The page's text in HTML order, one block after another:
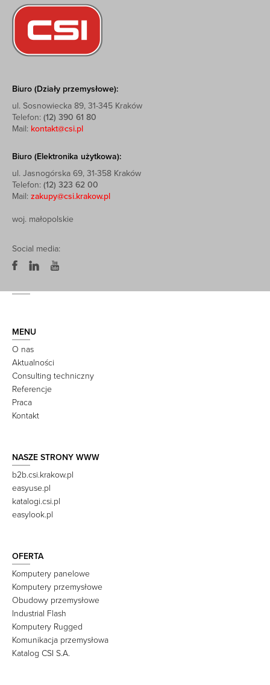
Biuro (Działy przemysłowe):
ul. Sosnowiecka 89, 31-345 Kraków
Telefon: (12) 390 61 80
Mail: kontakt@csi.pl
Biuro (Elektronika użytkowa):
ul. Jasnogórska 69, 31-358 Kraków
Telefon: (12) 323 62 00
Mail: zakupy@csi.krakow.pl
woj. małopolskie
Social media:
MENU
O nas
Aktualności
Consulting techniczny
Referencje
Praca
Kontakt
NASZE STRONY WWW
b2b.csi.krakow.pl
easyuse.pl
katalogi.csi.pl
easylook.pl
OFERTA
Komputery panelowe
Komputery przemysłowe
Obudowy przemysłowe
Industrial Flash
Komputery Rugged
Komunikacja przemysłowa
Katalog CSI S.A.